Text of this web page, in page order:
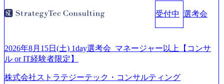
始～ 2026年8月7日(金) 16:00 ※枠が限られておりますので、
ご応募いただいてもご対応できない可能性がございます ※
だいたご応募者様については、1dayではなく通常選考での
ご案内とさせていただきます ● 面接(1次・最終を一度の面
についてご連絡させていただきます。 ● 一日で最終面接ま
受付中 選考会
2026年8月15日(土) 1day選考会_マネージャー以上【コンサ
ル or IT経験者限定】
株式会社ストラテジーテック・コンサルティング